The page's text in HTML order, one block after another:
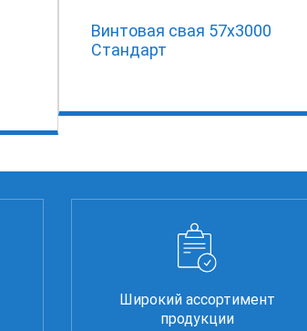
Винтовая свая 57х3000
Стандарт
Широкий ассортимент
продукции